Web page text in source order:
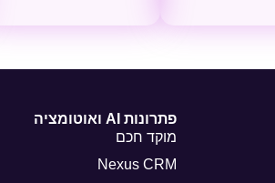
פתרונות AI ואוטומציה
מוקד חכם
Nexus CRM